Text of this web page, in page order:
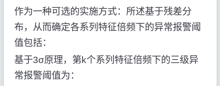
作为一种可选的实施方式：所述基于残差分
布，从而确定各系列特征倍频下的异常报警阈
值包括：
基于3σ原理，第k个系列特征倍频下的三级异
常报警阈值为：